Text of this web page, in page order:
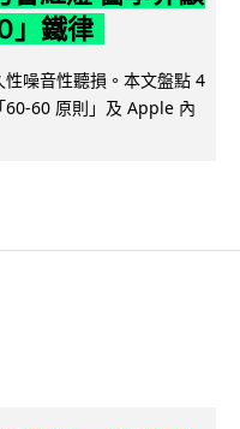
」鐵律
噪音性聽損。本文盤點 4
60-60 原則」及 Apple 內